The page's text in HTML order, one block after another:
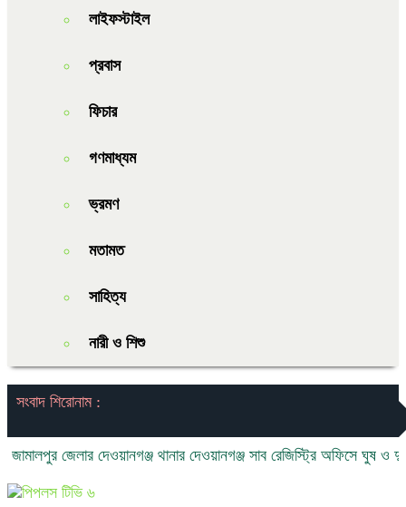
লাইফস্টাইল
প্রবাস
ফিচার
গণমাধ্যম
ভ্রমণ
মতামত
সাহিত্য
নারী ও শিশু
সংবাদ শিরোনাম :
জেলার দেওয়ানগঞ্জ থানার দেওয়ানগঞ্জ সাব রেজিস্ট্রি অফিসে ঘুষ ও দুর্নীতির